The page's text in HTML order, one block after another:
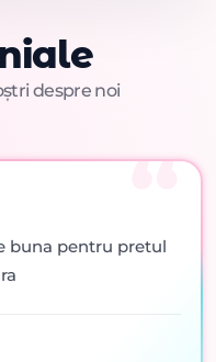
despre noi
buna pentru pretul